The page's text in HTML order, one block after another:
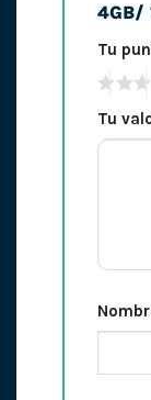
4GB/
Tu
Tu